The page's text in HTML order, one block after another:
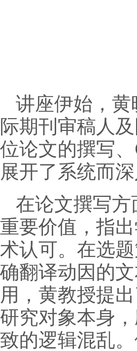
讲座伊始，
际期刊审稿人
位论文的撰写
展开了系统而
在论文撰写方
重要价值，指
术认可。在选
确翻译动因的
用，黄教授提
研究对象本身
致的逻辑混乱